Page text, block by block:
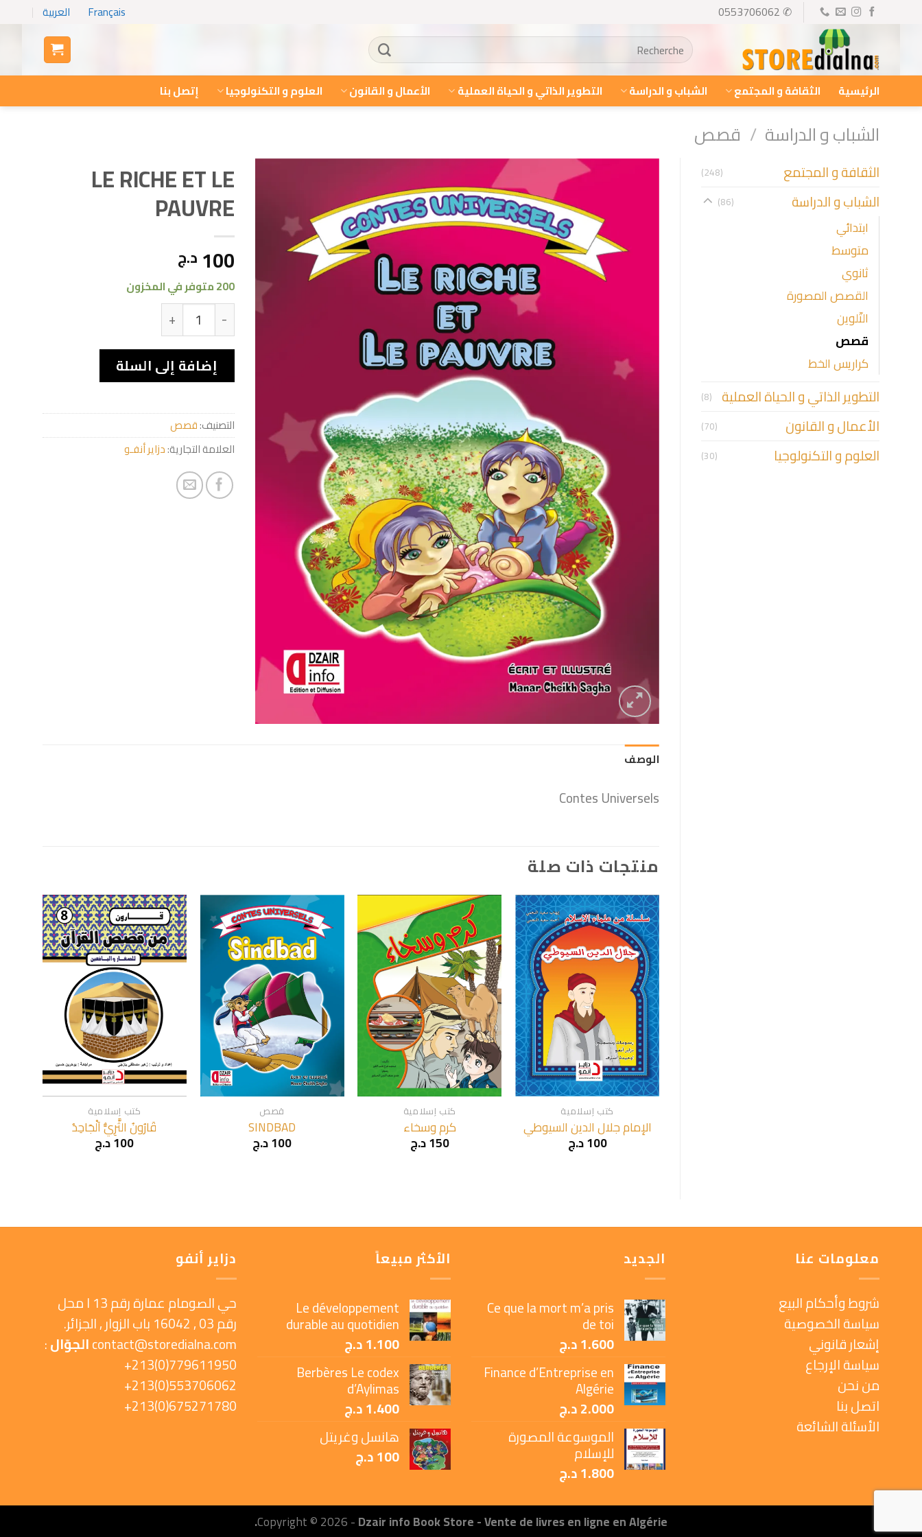
✆ 0553706062
Français العربية
البحث
عن:
الرئيسية الثقافة و المجتمع الشباب و الدراسة التطوير الذاتي و الحياة العملية الأعمال و القانون العلوم و التكنولوجيا إتصل بنا
الشباب و الدراسة / قصص
الثقافة و المجتمع (248)
الشباب و الدراسة (86)
ابتدائي
متوسط
ثانوي
القصص المصورة
التّلوين
قصص
كراريس الخط
التطوير الذاتي و الحياة العملية (8)
الأعمال و القانون (70)
العلوم و التكنولوجيا (30)
LE RICHE ET LE
PAUVRE
100 د.ج
200 متوفر في المخزون
إضافة إلى السلة
التصنيف:قصص
العلامة التجارية:دزاير أنفـو
الوصف
Contes Universels
منتجات ذات صلة
+
كتب إسلامية
الإمام جلال الدين السيوطي
100د.ج
كتب إسلامية
كرم وسخاء
150د.ج
+
قصص
SINDBAD
100د.ج
+
كتب إسلامية
قَارُونُ الثَّرِيُّ اَلْجَاحِدُ
100د.ج
معلومات عنا
شروط وأحكام البيع
سياسة الخصوصية
إشعار قانوني
سياسة الإرجاع
من نحن
اتصل بنا
الأسئلة الشائعة
الجديد
Ce que la mort m’a pris
de toi
1.600د.ج
Finance d’Entreprise en
Algérie
2.000د.ج
الموسوعة المصورة
للإسلام
1.800د.ج
الأكثر مبيعاً
Le développement
durable au quotidien
1.100د.ج
Berbères Le codex
d’Aylimas
1.400د.ج
هانسل وغريتل
100د.ج
دزاير أنفو
حي الصومام عمارة رقم 13 ا محل
رقم 03 , 16042 باب الزوار , الجزائر.
contact@storedialna.comالجوّال:
779611950(0)213+
553706062(0)213+
675271780(0)213+
Copyright © 2026 -Dzair info Book Store - Vente de livres en ligne en Algérie.